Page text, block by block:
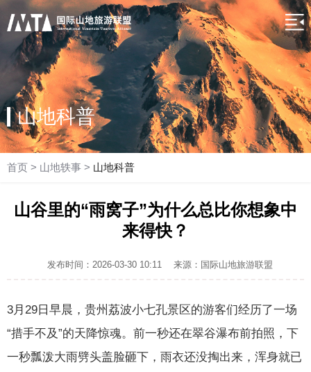
山地科普
首页 > 山地轶事 > 山地科普
山谷里的“雨窝子”为什么总比你想象中
来得快？
发布时间：2026-03-30 10:11 来源：国际山地旅游联盟
3月29日早晨，贵州荔波小七孔景区的游客们经历了一场
“措手不及”的天降惊魂。前一秒还在翠谷瀑布前拍照，下
一秒瓢泼大雨劈头盖脸砸下，雨衣还没掏出来，浑身就已